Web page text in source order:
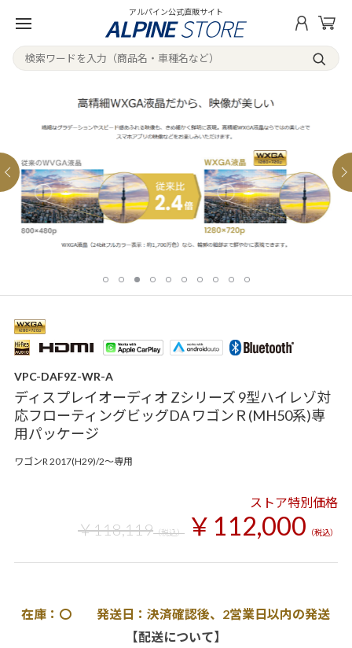
アルパイン公式直販サイト
VPC-DAF9Z-WR-A
ディスプレイオーディオ Zシリーズ 9型ハイレゾ対
応フローティングビッグDA ワゴンＲ(MH50系)専
用パッケージ
ワゴンR 2017(H29)/2～専用
ストア特別価格
￥118,119（税込） ￥112,000 （税込）
在庫：〇 発送日：決済確認後、2営業日以内の発送
【配送について】